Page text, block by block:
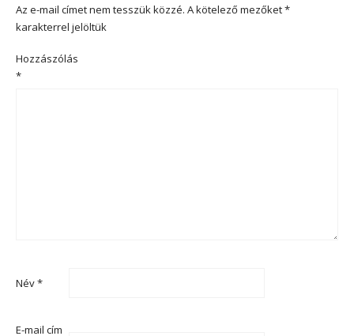
Az e-mail címet nem tesszük közzé. A kötelező mezőket*
karakterrel jelöltük
Hozzászólás
*
Név*
E-mail cím